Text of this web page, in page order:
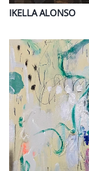
IKELLA ALONSO